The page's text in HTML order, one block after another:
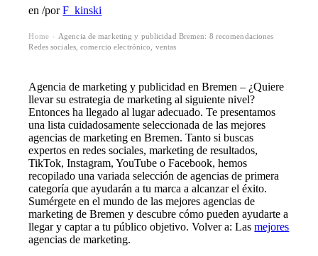
en/porF_kinski
Home
Agencia de marketing y publicidad Bremen: 8 recomendaciones ️
Redes sociales, comercio electrónico, ventas
Agencia de marketing y publicidad en Bremen – ¿Quiere
llevar su estrategia de marketing al siguiente nivel?
Entonces ha llegado al lugar adecuado. Te presentamos
una lista cuidadosamente seleccionada de las mejores
agencias de marketing en Bremen. Tanto si buscas
expertos en redes sociales, marketing de resultados,
TikTok, Instagram, YouTube o Facebook, hemos
recopilado una variada selección de agencias de primera
categoría que ayudarán a tu marca a alcanzar el éxito.
Sumérgete en el mundo de las mejores agencias de
marketing de Bremen y descubre cómo pueden ayudarte a
llegar y captar a tu público objetivo. Volver a: Lasmejores
agencias de marketing.